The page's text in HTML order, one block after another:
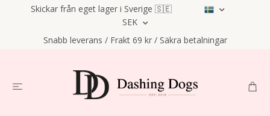
Skickar från eget lager i Sverige 🇸🇪
SEK
Snabb leverans / Frakt 69 kr / Säkra betalningar